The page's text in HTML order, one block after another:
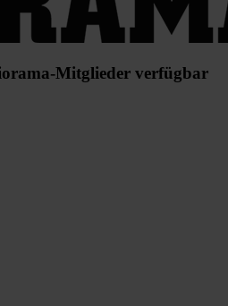
Mitglieder verfügbar